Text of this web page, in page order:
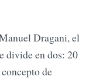
Dragani, el
divide en dos: 20
de